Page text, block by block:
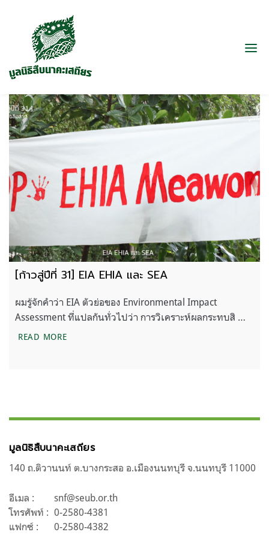
[ก้าวสู่ปีที่ 31] EIA EHIA และ SEA
ผมรู้จักคำว่า EIA ตัวย่อของ Environmental Impact
Assessment ที่แปลกันทั่วไปว่า การวิเคราะห์ผลกระทบสิ …
READ MORE[ก้าวสู่ปีที่ 31] EIA EHIA และ SEA
มูลนิธิสืบนาคะเสถียร
140 ถ.ติวานนท์ ต.บางกระสอ อ.เมืองนนทบุรี จ.นนทบุรี 11000
อีเมล :
snf@seub.or.th
โทรศัพท์ : 0-2580-4381
แฟกซ์ :
0-2580-4382